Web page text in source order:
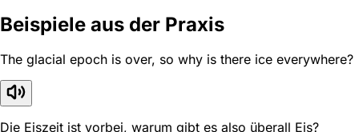
Beispiele aus der Praxis
The glacial epoch is over, so why is there ice everywhere?
Die Eiszeit ist vorbei, warum gibt es also überall Eis?